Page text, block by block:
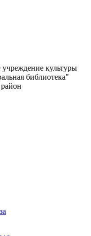
культуры
библиотека"